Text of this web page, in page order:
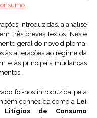
introduzidas, a análise
três breves textos. Neste
geral do novo diploma.
às alterações ao regime da
e às principais mudanças
foi-nos introduzida pela
conhecida como a Lei
de Consumo